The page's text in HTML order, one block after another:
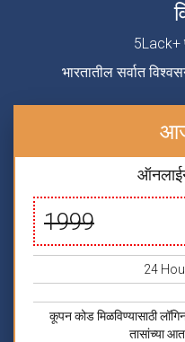
5Lack+
भारतातील सर्वात
1999
24
कूपन कोड मिळविण्यासाठी
तासांच्या